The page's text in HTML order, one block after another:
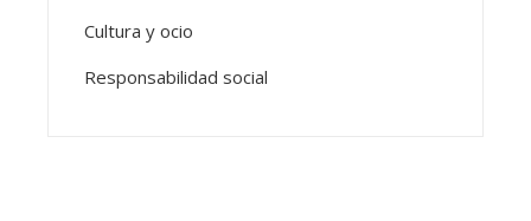
Cultura y ocio
Responsabilidad social